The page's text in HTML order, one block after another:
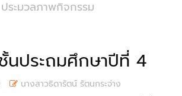
ประมวลภาพกิจกรรม
นประถมศึกษาปีที่ 4
นางสาวธิดารัตน์ รัตนกระจ่าง